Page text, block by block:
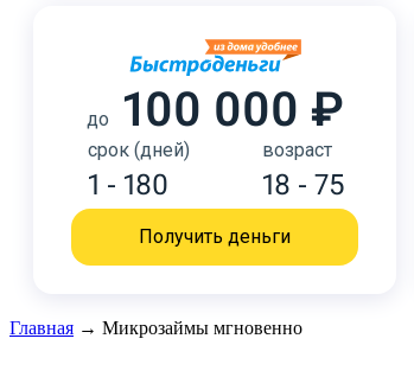
до 100 000 ₽
срок (дней)
1 - 180
возраст
18 - 75
Получить деньги
Главная → Микрозаймы мгновенно